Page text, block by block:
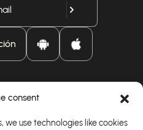
consent
we use technologies like cookies